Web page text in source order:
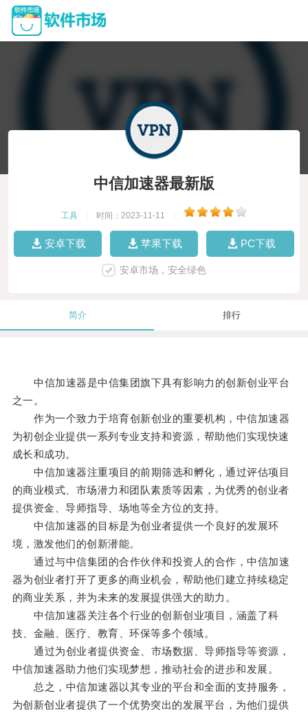
中信加速器最新版
工具 时间：2023-11-11
安卓下载 苹果下载 PC下载
安卓市场，安全绿色
简介 排行
中信加速器是中信集团旗下具有影响力的创新创业平台
之一。
作为一个致力于培育创新创业的重要机构，中信加速器
为初创企业提供一系列专业支持和资源，帮助他们实现快速
成长和成功。
中信加速器注重项目的前期筛选和孵化，通过评估项目
的商业模式、市场潜力和团队素质等因素，为优秀的创业者
提供资金、导师指导、场地等全方位的支持。
中信加速器的目标是为创业者提供一个良好的发展环
境，激发他们的创新潜能。
通过与中信集团的合作伙伴和投资人的合作，中信加速
器为创业者打开了更多的商业机会，帮助他们建立持续稳定
的商业关系，并为未来的发展提供强大的助力。
中信加速器关注各个行业的创新创业项目，涵盖了科
技、金融、医疗、教育、环保等多个领域。
通过为创业者提供资金、市场数据、导师指导等资源，
中信加速器助力他们实现梦想，推动社会的进步和发展。
总之，中信加速器以其专业的平台和全面的支持服务，
为创新创业者提供了一个优势突出的发展平台，为他们提供